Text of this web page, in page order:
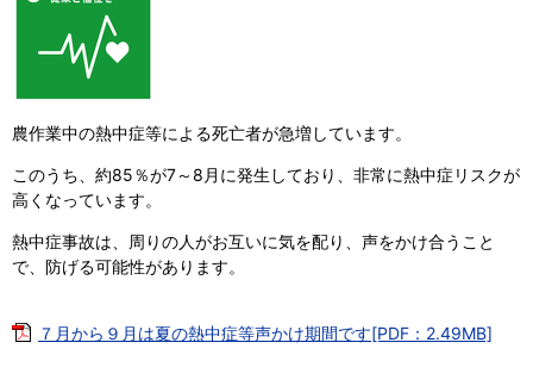
農作業中の熱中症等による死亡者が急増しています。
このうち、約85％が7～8月に発生しており、非常に熱中症リスクが
高くなっています。
熱中症事故は、周りの人がお互いに気を配り、声をかけ合うこと
で、防げる可能性があります。
７月から９月は夏の熱中症等声かけ期間です[PDF：2.49MB]